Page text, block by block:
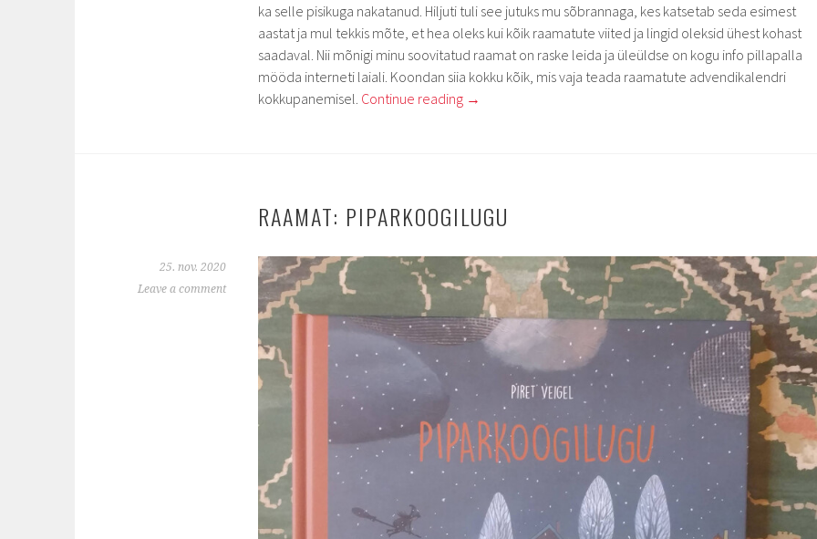
ka selle pisikuga nakatanud. Hiljuti tuli see jutuks mu sõbrannaga, kes katsetab seda esimest
aastat ja mul tekkis mõte, et hea oleks kui kõik raamatute viited ja lingid oleksid ühest kohast
saadaval. Nii mõnigi minu soovitatud raamat on raske leida ja üleüldse on kogu info pillapalla
mööda interneti laiali. Koondan siia kokku kõik, mis vaja teada raamatute advendikalendri
kokkupanemisel. Continue reading →
RAAMAT: PIPARKOOGILUGU
25. nov. 2020
Leave a comment